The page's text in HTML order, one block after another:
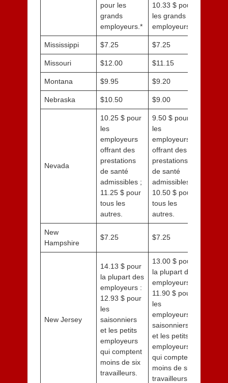
pour les
grands
employeurs.*
10.33 $ pour
les grands
employeurs.
Mississippi $7.25 $7.25
Missouri $12.00 $11.15
Montana $9.95 $9.20
Nebraska $10.50 $9.00
Nevada
10.25 $ pour
les
employeurs
offrant des
prestations
de santé
admissibles ;
11.25 $ pour
tous les
autres.
9.50 $ pour
les
employeurs
offrant des
prestations
de santé
admissibles ;
10.50 $ pour
tous les
autres.
New
Hampshire
$7.25 $7.25
New Jersey
14.13 $ pour
la plupart des
employeurs :
12.93 $ pour
les
saisonniers
et les petits
employeurs
qui comptent
moins de six
travailleurs.
13.00 $ pour
la plupart des
employeurs :
11.90 $ pour
les
employeurs
saisonniers
et les petits
employeurs
qui comptent
moins de six
travailleurs.